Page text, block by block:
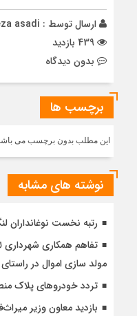
ارسال توسط : asadi
بدون دیدگاه
برچسب ها
این مطلب بدون برچسب می
نوشته های مشابه
رتبه نخست نوغانداران
تفاهم همکاری شهرداری
مولد سازی اموال در
تردد خودروهای پلاک منطقه آزاد
بازدید معاون وزیر